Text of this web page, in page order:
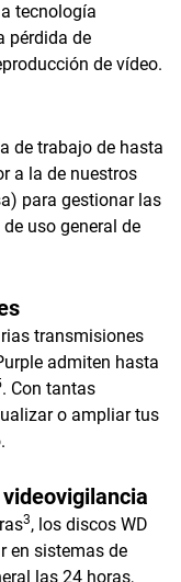
tecnología
pérdida de
de vídeo.
de trabajo de hasta
a la de nuestros
para gestionar las
uso general de
transmisiones
admiten hasta
. Con tantas
o ampliar tus
3, los discos WD
en sistemas de
las 24 horas,